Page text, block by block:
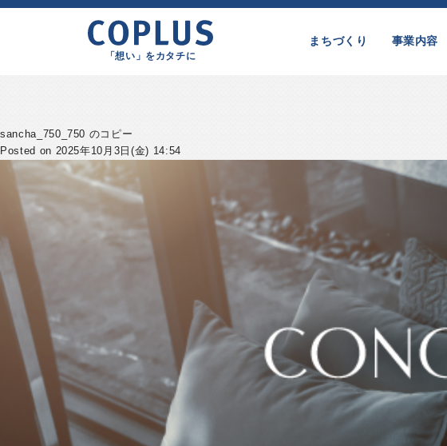
「想い」をカタチに
まちづくり 事業内容
sancha_750_750 のコピー
Posted on 2025年10月3日(金) 14:54